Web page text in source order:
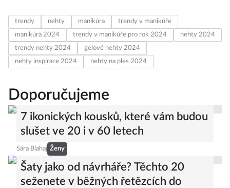
trendy nehty manikúra
trendy v manikúře
manikúra 2024
trendy v manikúře pro rok 2024
nehty 2024
trendy nehty 2024
gelové nehty 2024
nehty inspirace 2024
nehty na ples 2024
Doporučujeme
7 ikonických kousků, které vám budou
slušet ve 20 i v 60 letech
Sára Blahaj Ženy
Šaty jako od návrháře? Těchto 20
seženete v běžných řetězcích do